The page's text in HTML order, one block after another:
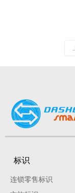
连锁零售标识
标识